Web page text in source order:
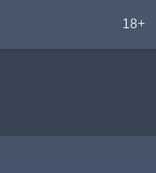
18+